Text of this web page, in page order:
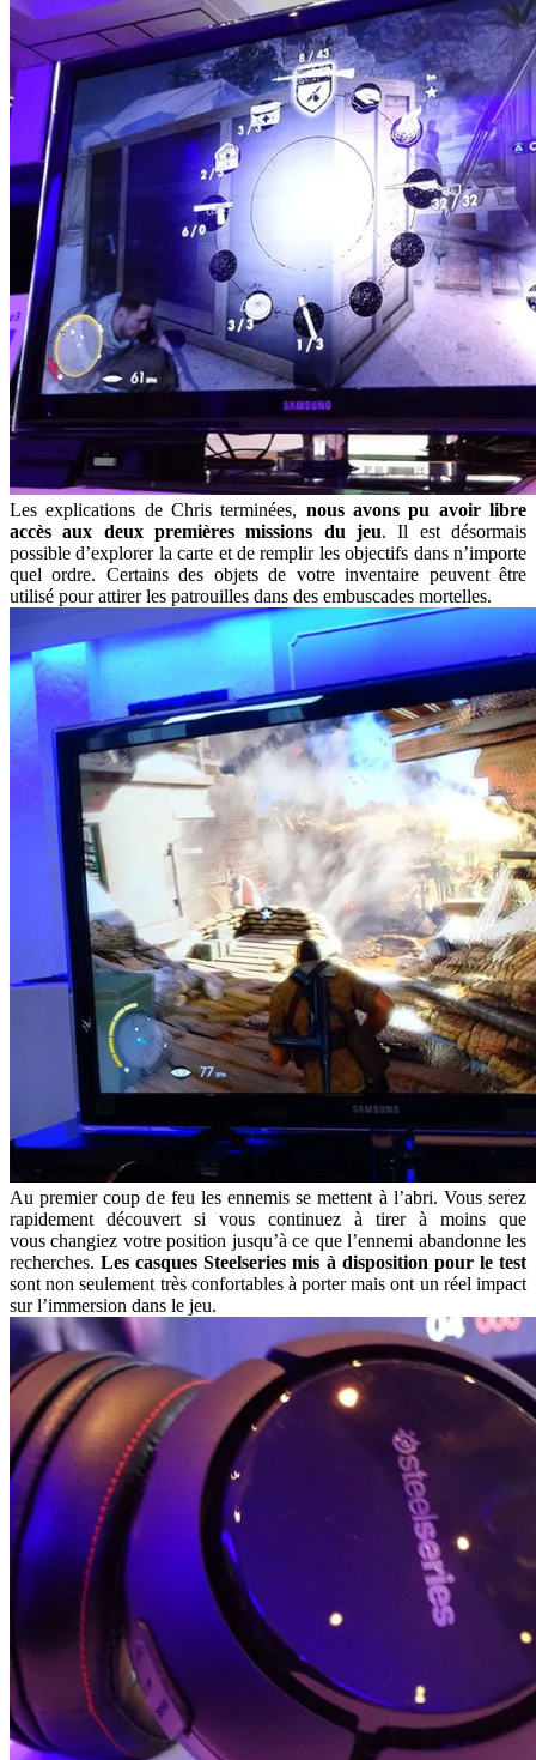
Les explications de Chris terminées, nous avons pu avoir libre
accès aux deux premières missions du jeu. Il est désormais
possible d’explorer la carte et de remplir les objectifs dans n’importe
quel ordre. Certains des objets de votre inventaire peuvent être
utilisé pour attirer les patrouilles dans des embuscades mortelles.
Au premier coup de feu les ennemis se mettent à l’abri. Vous serez
rapidement découvert si vous continuez à tirer à moins que
vous changiez votre position jusqu’à ce que l’ennemi abandonne les
recherches.Les casques Steelseries mis à disposition pour le test
sont non seulement très confortables à porter mais ont un réel impact
sur l’immersion dans le jeu.